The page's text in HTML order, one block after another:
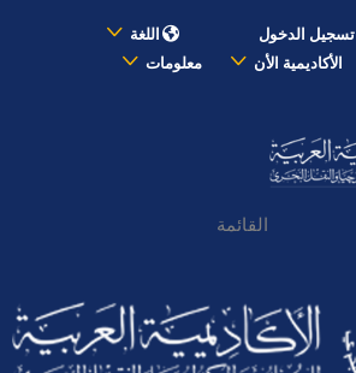
تسجيل الدخول
اللغة
الأكاديمية الأن معلومات
القائمة